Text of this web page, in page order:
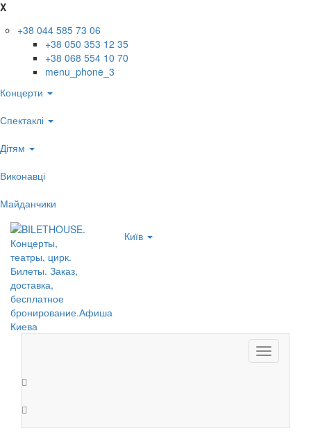
X
+38 044 585 73 06
+38 050 353 12 35
+38 068 554 10 70
menu_phone_3
Концерти
Спектаклі
Дітям
Виконавці
Майданчики
Київ
Toggle
navigation